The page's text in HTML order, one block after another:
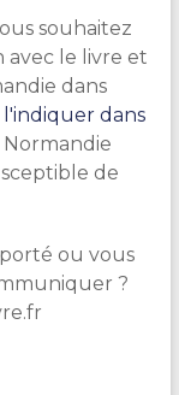
souhaitez
le livre et
dans
dans
Normandie
de
ou vous
?